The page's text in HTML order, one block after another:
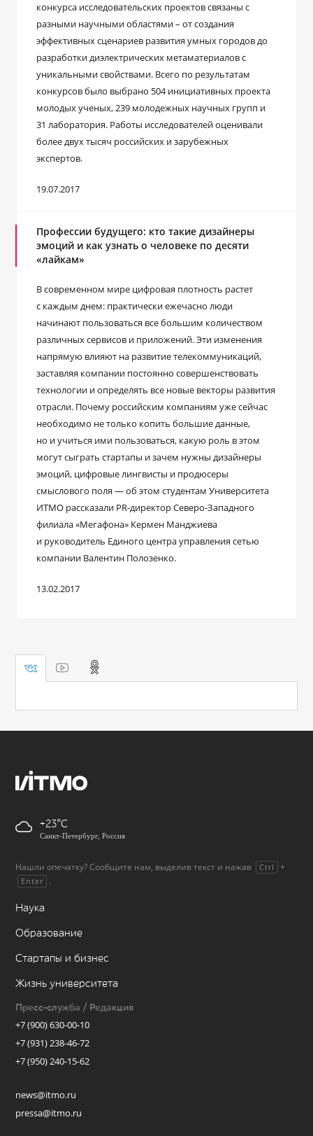
конкурса исследовательских проектов связаны с
разными научными областями – от создания
эффективных сценариев развития умных городов до
разработки диэлектрических метаматериалов с
уникальными свойствами. Всего по результатам
конкурсов было выбрано 504 инициативных проекта
молодых ученых, 239 молодежных научных групп и
31 лаборатория. Работы исследователей оценивали
более двух тысяч российских и зарубежных
экспертов.
19.07.2017
Профессии будущего: кто такие дизайнеры
эмоций и как узнать о человеке по десяти
«лайкам»
В современном мире цифровая плотность растет
с каждым днем: практически ежечасно люди
начинают пользоваться все большим количеством
различных сервисов и приложений. Эти изменения
напрямую влияют на развитие телекоммуникаций,
заставляя компании постоянно совершенствовать
технологии и определять все новые векторы развития
отрасли. Почему российским компаниям уже сейчас
необходимо не только копить большие данные,
но и учиться ими пользоваться, какую роль в этом
могут сыграть стартапы и зачем нужны дизайнеры
эмоций, цифровые лингвисты и продюсеры
смыслового поля — об этом студентам Университета
ИТМО рассказали PR-директор Северо-Западного
филиала «Мегафона» Кермен Манджиева
и руководитель Единого центра управления сетью
компании Валентин Полозенко.
13.02.2017
+23
Санкт-Петербург, Россия
Нашли опечатку? Сообщите нам, выделив текст и нажав Ctrl +
Enter .
Наука
Образование
Стартапы и бизнес
Жизнь университета
Пресс-служба / Редакция
+7 (900) 630-00-10
+7 (931) 238-46-72
+7 (950) 240-15-62
news@itmo.ru
pressa@itmo.ru